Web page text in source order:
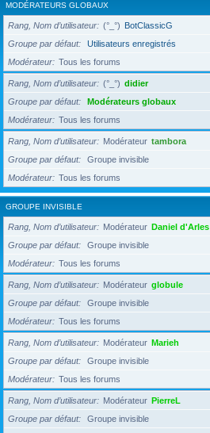
MODÉRATEURS GLOBAUX
Rang, Nom d’utilisateur (°_°) BotClassicG
Groupe par défaut
Utilisateurs enregistrés
Modérateur
Tous les forums
Rang, Nom d’utilisateur (°_°) didier
Groupe par défaut
Modérateurs globaux
Modérateur
Tous les forums
Rang, Nom d’utilisateur Modérateur tambora
Groupe par défaut
Groupe invisible
Modérateur
Tous les forums
GROUPE INVISIBLE
Rang, Nom d’utilisateur Modérateur Daniel d'Arles
Groupe par défaut
Groupe invisible
Modérateur
Tous les forums
Rang, Nom d’utilisateur Modérateur globule
Groupe par défaut
Groupe invisible
Modérateur
Tous les forums
Rang, Nom d’utilisateur Modérateur Marieh
Groupe par défaut
Groupe invisible
Modérateur
Tous les forums
Rang, Nom d’utilisateur Modérateur PierreL
Groupe par défaut
Groupe invisible